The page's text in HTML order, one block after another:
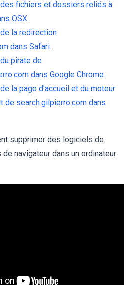
fichiers et dossiers reliés à
OSX.
la redirection
dans Safari.
pirate de
dans Google Chrome.
la page d'accueil et du moteur
de search.gilpierro.com dans
supprimer des logiciels de
navigateur dans un ordinateur